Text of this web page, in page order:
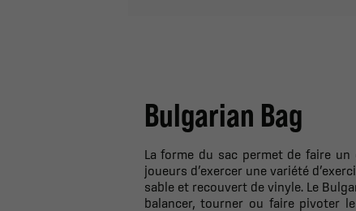
Bulgarian Bag
La forme du sac permet de faire
joueurs d’exercer une variété
sable et recouvert de vinyle. Le
balancer, tourner ou faire pivoter